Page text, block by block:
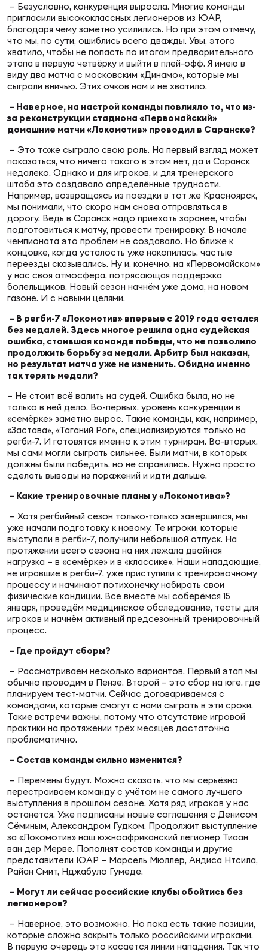
по
Зал
– Безусловно, конкуренция выросла. Многие команды
пригласили высококлассных легионеров из ЮАР,
благодаря чему заметно усилились. Но при этом отмечу,
что мы, по сути, ошиблись всего дважды. Увы, этого
хватило, чтобы не попасть по итогам предварительного
этапа в первую четвёрку и выйти в плей-­офф. Я имею в
виду два матча с московским «Динамо», которые мы
сыграли вничью. Этих очков нам и не хватило.
– Наверное, на настрой команды повлияло то, что из-
за реконструкции стадиона «Первомайский»
домашние матчи «Локомотив» проводил в Саранске?
– Это тоже сыграло свою роль. На первый взгляд может
показаться, что ничего такого в этом нет, да и Саранск
недалеко. Однако и для игроков, и для тренерского
штаба это создавало определённые трудности.
Например, возвращаясь из поездки в тот же Красноярск,
мы понимали, что скоро нам снова отправляться в
дорогу. Ведь в Саранск надо приехать заранее, чтобы
подготовиться к матчу, провести тренировку. В начале
чемпионата это проблем не создавало. Но ближе к
концовке, когда усталость уже накопилась, частые
переезды сказывались. Ну и, конечно, на «Первомайском»
у нас своя атмосфера, потрясающая поддержка
болельщиков. Новый сезон начнём уже дома, на новом
газоне. И с новыми целями.
– В регби-7 «Локомотив» впервые с 2019 года остался
без медалей. Здесь многое решила одна судейская
ошибка, стоившая команде победы, что не позволило
продолжить борьбу за медали. Арбитр был наказан,
но результат матча уже не изменить. Обидно именно
так терять медали?
– Не стоит всё валить на судей. Ошибка была, но не
только в ней дело. Во-первых, уровень конкуренции в
«семёрке» заметно вырос. Такие команды, как, например,
«Застава», «Таганий Рог», специализируются только на
регби-7. И готовятся именно к этим турнирам. Во-вторых,
мы сами могли сыграть сильнее. Были матчи, в которых
должны были победить, но не справились. Нужно просто
сделать выводы из поражений и идти дальше.
– Какие тренировочные планы у «Локомотива»?
– Хотя регбийный сезон только-только завершился, мы
уже начали подготовку к новому. Те игроки, которые
выступали в регби-7, получили небольшой отпуск. На
протяжении всего сезона на них лежала двойная
нагрузка – в ­«семёрке» и в «классике». Наши нападающие,
не игравшие в регби-7, уже приступили к тренировочному
процессу и начинают потихонечку набирать свои
физические кондиции. Все вместе мы соберёмся 15
января, проведём медицинское обследование, тесты для
игроков и начнём активный предсезонный тренировочный
процесс.
– Где пройдут сборы?
– Рассматриваем несколько вариантов. Первый этап мы
обычно проводим в Пензе. Второй – это сбор на юге, где
планируем тест-матчи. Сейчас договариваемся с
командами, которые смогут с нами сыграть в эти сроки.
Такие встречи важны, потому что отсутствие игровой
практики на протяжении трёх месяцев достаточно
проблематично.
– Состав команды сильно изменится?
– Перемены будут. Можно сказать, что мы серьёзно
перестраиваем команду с учётом не самого лучшего
выступления в прошлом сезоне. Хотя ряд игроков у нас
останется. Уже подписаны новые соглашения с Денисом
Сёминым, Александром Гудком. Продолжит выступление
за «Локомотив» наш южноафриканский легионер Тиаан
ван дер Мерве. Пополнят состав коман­ды и другие
представители ЮАР – Марсель Мюллер, Андиса Нтсила,
Райан Смит, Нджабуло Гумеде.
– Могут ли сейчас российские клубы обойтись без
легионеров?
– Наверное, это возможно. Но пока есть такие позиции,
которые сложно закрыть только российскими игроками.
В первую очередь это касается линии нападения. Так что